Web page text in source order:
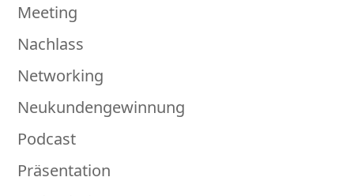
Meeting
Nachlass
Networking
Neukundengewinnung
Podcast
Präsentation